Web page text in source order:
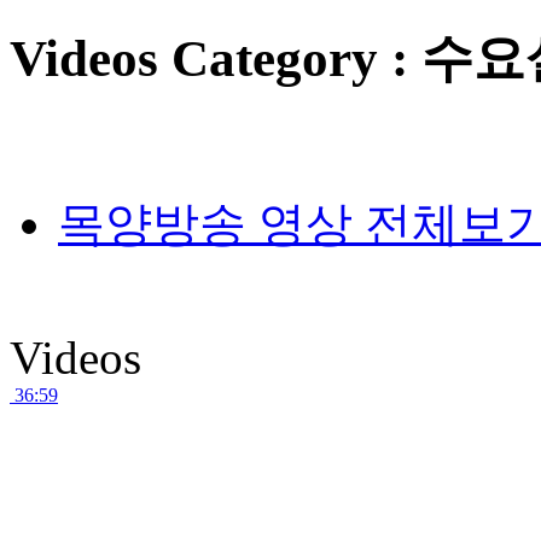
Videos Category : 수요
목양방송 영상 전체보
Videos
36:59